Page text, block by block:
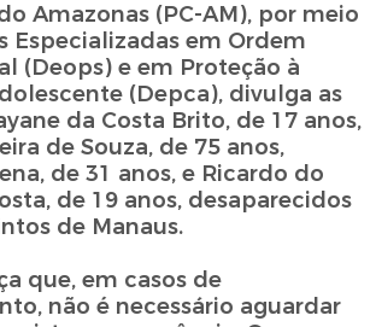
Amazonas (PC-AM), por meio
Especializadas em Ordem
(Deops) e em Proteção à
(Depca), divulga as
da Costa Brito, de 17 anos,
de Souza, de 75 anos,
de 31 anos, e Ricardo do
de 19 anos, desaparecidos
de Manaus.
que, em casos de
não é necessário aguardar